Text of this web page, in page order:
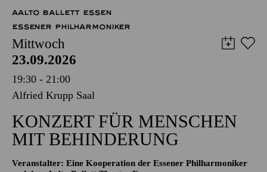
AALTO BALLETT ESSEN
ESSENER PHILHARMONIKER
Mittwoch
23.09.2026
19:30 - 21:00
Alfried Krupp Saal
KONZERT FÜR MENSCHEN
MIT BEHINDERUNG
Veranstalter: Eine Kooperation der Essener Philharmoniker